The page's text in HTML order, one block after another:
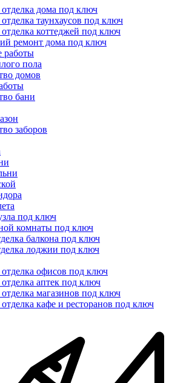
дома под ключ
таунхаусов под ключ
коттеджей под ключ
ремонт дома под ключ
работы
пола
домов
бани
заборов
под ключ
комнаты под ключ
балкона под ключ
лоджии под ключ
офисов под ключ
аптек под ключ
магазинов под ключ
кафе и ресторанов под ключ